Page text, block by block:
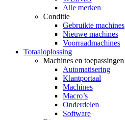
Alle merken
Conditie
Gebruikte machines
Nieuwe machines
Voorraadmachines
Totaaloplossing
Machines en toepassingen
Automatisering
Klantportaal
Machines
Macro’s
Onderdelen
Software